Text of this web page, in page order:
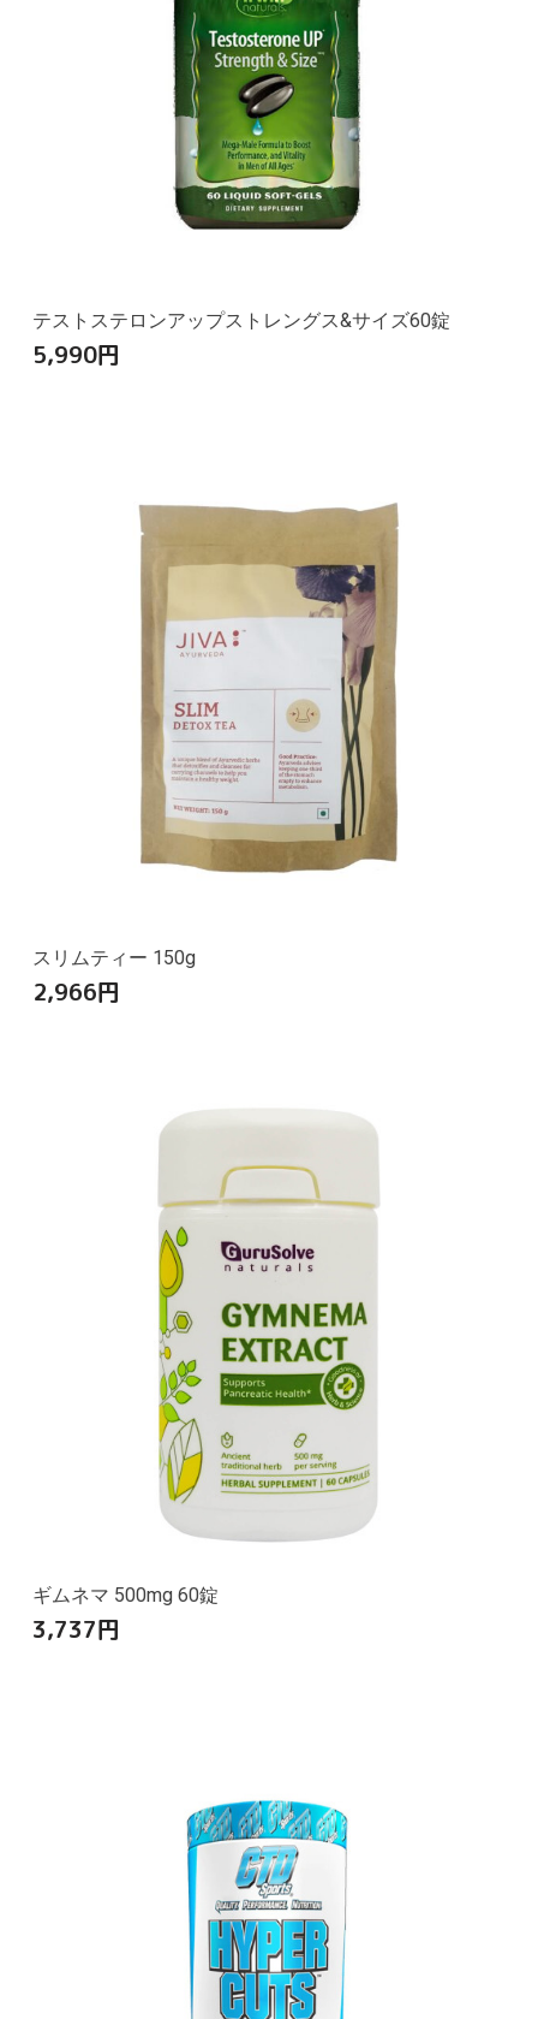
テストステロンアップストレングス&サイズ60錠
5,990円
スリムティー 150g
2,966円
ギムネマ 500mg 60錠
3,737円